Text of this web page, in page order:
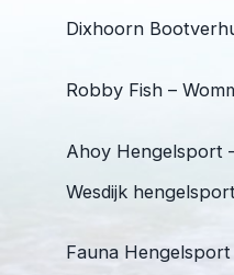
Dixhoorn
Robby Fish –
Ahoy Hengelsport
Wesdijk
Fauna